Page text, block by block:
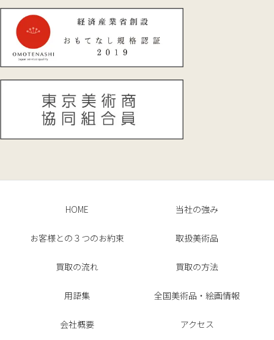
HOME 当社の強み
お客様との３つのお約束 取扱美術品
買取の流れ 買取の方法
用語集 全国美術品・絵画情報
会社概要 アクセス